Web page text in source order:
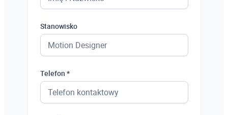
Stanowisko
Telefon *